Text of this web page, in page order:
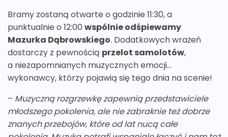
Bramy zostaną otwarte o godzinie 11:30, a
punktualnie o 12:00 wspólnie odśpiewamy
Mazurka Dąbrowskiego. Dodatkowych wrażeń
dostarczy z pewnością przelot samolotów,
a niezapomnianych muzycznych emocji…
wykonawcy, którzy pojawią się tego dnia na scenie!
– Muzyczną rozgrzewkę zapewnią przedstawiciele
młodszego pokolenia, ale nie zabraknie też dobrze
znanych przebojów, które od lat nucą całe